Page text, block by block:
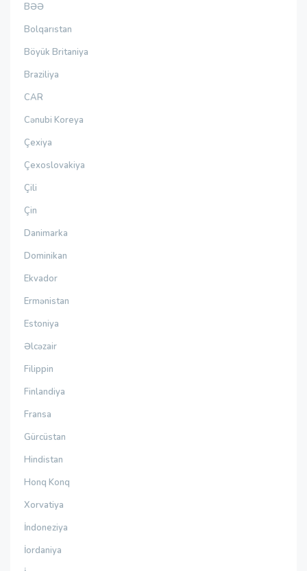
BƏƏ
Bolqarıstan
Böyük Britaniya
Braziliya
CAR
Cənubi Koreya
Çexiya
Çexoslovakiya
Çili
Çin
Danimarka
Dominikan
Ekvador
Ermənistan
Estoniya
Əlcəzair
Filippin
Finlandiya
Fransa
Gürcüstan
Hindistan
Honq Konq
Xorvatiya
İndoneziya
İordaniya